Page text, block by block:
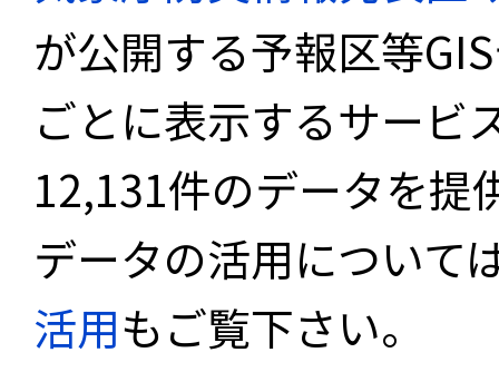
が公開する予報区等
ごとに表示するサービ
12,131件のデータを提
データの活用について
活用もご覧下さい。